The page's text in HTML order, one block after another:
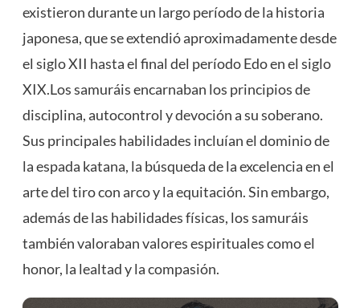
existieron durante un largo período de la historia
japonesa, que se extendió aproximadamente desde
el siglo XII hasta el final del período Edo en el siglo
XIX.Los samuráis encarnaban los principios de
disciplina, autocontrol y devoción a su soberano.
Sus principales habilidades incluían el dominio de
la espada katana, la búsqueda de la excelencia en el
arte del tiro con arco y la equitación. Sin embargo,
además de las habilidades físicas, los samuráis
también valoraban valores espirituales como el
honor, la lealtad y la compasión.